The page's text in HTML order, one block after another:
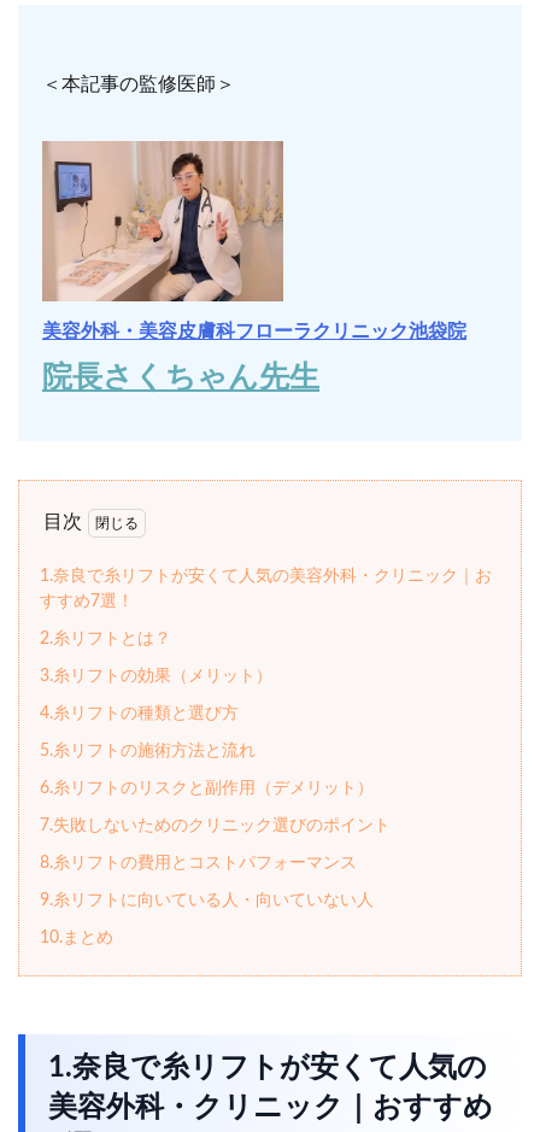
＜本記事の監修医師＞
美容外科・美容皮膚科フローラクリニック池袋院
院長さくちゃん先生
目次
1.奈良で糸リフトが安くて人気の美容外科・クリニック｜お
すすめ7選！
2.糸リフトとは？
3.糸リフトの効果（メリット）
4.糸リフトの種類と選び方
5.糸リフトの施術方法と流れ
6.糸リフトのリスクと副作用（デメリット）
7.失敗しないためのクリニック選びのポイント
8.糸リフトの費用とコストパフォーマンス
9.糸リフトに向いている人・向いていない人
10.まとめ
1.奈良で糸リフトが安くて人気の
美容外科・クリニック｜おすすめ